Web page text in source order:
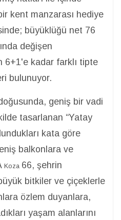
kent manzarası hediye
büyüklüğü net 76
değişen
6+1'e kadar farklı tipte
bulunuyor.
geniş bir vadi
tasarlanan “Yatay
kata göre
balkonlara ve
Koza 66, şehrin
bitkiler ve çiçeklerle
özlem duyanlara,
yaşam alanlarını